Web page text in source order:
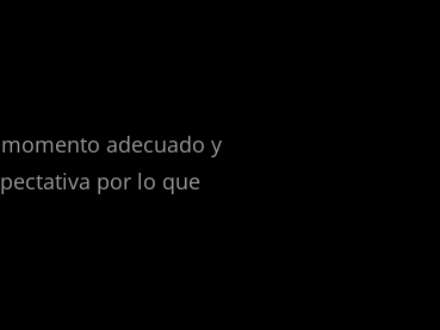
adecuado y
por lo que